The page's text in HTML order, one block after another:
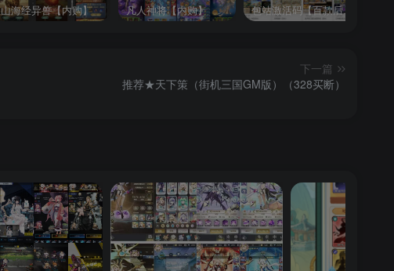
山海经异兽【内购】 凡人神将【内购】 包站激活码【百款后台游戏】
下一篇
推荐★天下策（街机三国GM版）（328买断）